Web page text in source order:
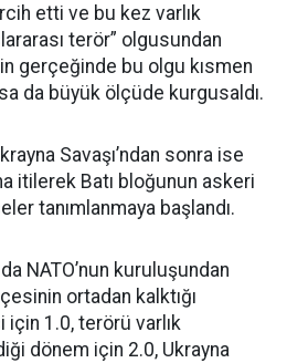
etti ve bu kez varlık
terör” olgusundan
gerçeğinde bu olgu kısmen
da büyük ölçüde kurgusaldı.
Savaşı’ndan sonra ise
itilerek Batı bloğunun askeri
tanımlanmaya başlandı.
NATO’nun kuruluşundan
ortadan kalktığı
1.0, terörü varlık
dönem için 2.0, Ukrayna